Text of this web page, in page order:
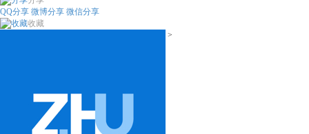
QQ分享 微博分享 微信分享
收藏
>